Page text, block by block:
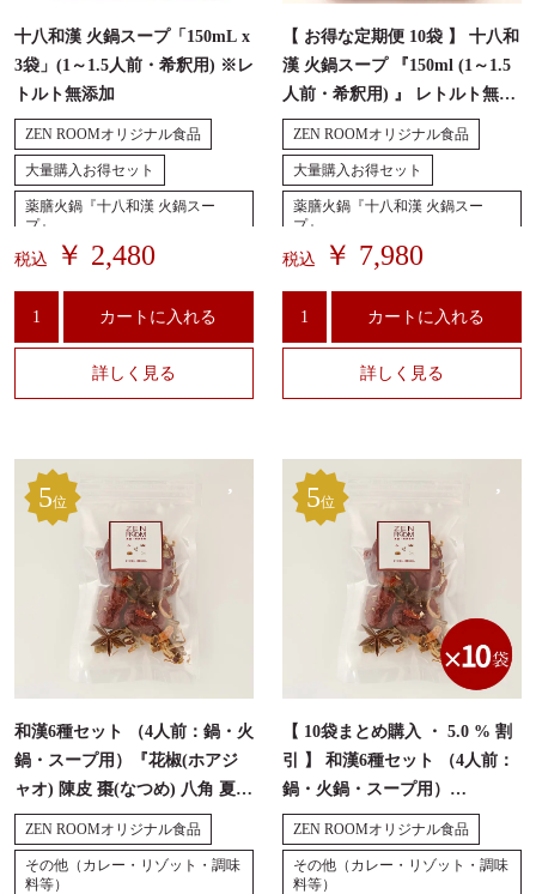
十八和漢 火鍋スープ「150mL x
3袋」(1～1.5人前・希釈用) ※レ
トルト無添加
ZEN ROOMオリジナル食品
大量購入お得セット
薬膳火鍋『十八和漢 火鍋スー
プ』
税込 ￥ 2,480
カートに入れる
詳しく見る
【 お得な定期便 10袋 】 十八和
漢 火鍋スープ 『150ml (1～1.5
人前・希釈用) 』 レトルト無添
加
ZEN ROOMオリジナル食品
大量購入お得セット
薬膳火鍋『十八和漢 火鍋スー
プ』
税込 ￥ 7,980
カートに入れる
詳しく見る
5位
和漢6種セット （4人前：鍋・火
鍋・スープ用）『花椒(ホアジ
ャオ) 陳皮 棗(なつめ) 八角 夏草
花 クコの実(枸杞子、ゴジベリ
ー)』
ZEN ROOMオリジナル食品
その他（カレー・リゾット・調味
料等）
5位
【 10袋まとめ購入 ・ 5.0 % 割
引 】 和漢6種セット （4人前：
鍋・火鍋・スープ用）
『花椒(ホアジャオ) 陳皮 棗(な
つめ) 八角 夏草花 クコの実(枸
杞子、ゴジベリー)』
ZEN ROOMオリジナル食品
その他（カレー・リゾット・調味
料等）